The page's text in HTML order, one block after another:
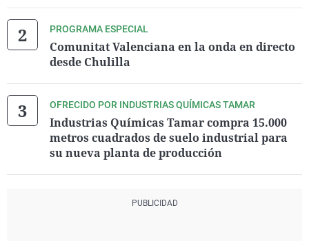
PROGRAMA ESPECIAL
Comunitat Valenciana en la onda en directo
desde Chulilla
OFRECIDO POR INDUSTRIAS QUÍMICAS TAMAR
Industrias Químicas Tamar compra 15.000
metros cuadrados de suelo industrial para
su nueva planta de producción